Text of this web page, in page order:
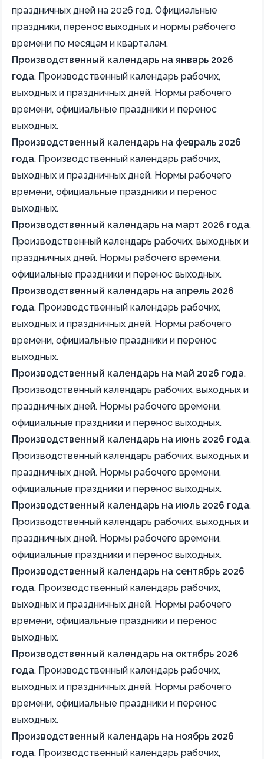
праздничных дней на 2026 год. Официальные
праздники, перенос выходных и нормы рабочего
времени по месяцам и кварталам.
Производственный календарь на январь 2026
года. Производственный календарь рабочих,
выходных и праздничных дней. Нормы рабочего
времени, официальные праздники и перенос
выходных.
Производственный календарь на февраль 2026
года. Производственный календарь рабочих,
выходных и праздничных дней. Нормы рабочего
времени, официальные праздники и перенос
выходных.
Производственный календарь на март 2026 года.
Производственный календарь рабочих, выходных и
праздничных дней. Нормы рабочего времени,
официальные праздники и перенос выходных.
Производственный календарь на апрель 2026
года. Производственный календарь рабочих,
выходных и праздничных дней. Нормы рабочего
времени, официальные праздники и перенос
выходных.
Производственный календарь на май 2026 года.
Производственный календарь рабочих, выходных и
праздничных дней. Нормы рабочего времени,
официальные праздники и перенос выходных.
Производственный календарь на июнь 2026 года.
Производственный календарь рабочих, выходных и
праздничных дней. Нормы рабочего времени,
официальные праздники и перенос выходных.
Производственный календарь на июль 2026 года.
Производственный календарь рабочих, выходных и
праздничных дней. Нормы рабочего времени,
официальные праздники и перенос выходных.
Производственный календарь на сентябрь 2026
года. Производственный календарь рабочих,
выходных и праздничных дней. Нормы рабочего
времени, официальные праздники и перенос
выходных.
Производственный календарь на октябрь 2026
года. Производственный календарь рабочих,
выходных и праздничных дней. Нормы рабочего
времени, официальные праздники и перенос
выходных.
Производственный календарь на ноябрь 2026
года. Производственный календарь рабочих,